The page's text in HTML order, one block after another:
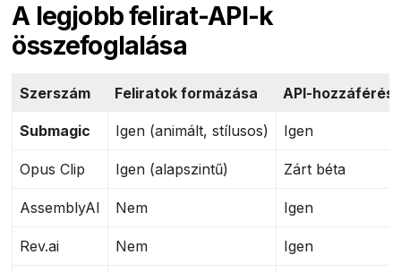
A legjobb felirat-API-k
összefoglalása
Szerszám Feliratok formázása API-hozzáférés
Submagic Igen (animált, stílusos) Igen
Opus Clip Igen (alapszintű) Zárt béta
AssemblyAI Nem Igen
Rev.ai Nem Igen